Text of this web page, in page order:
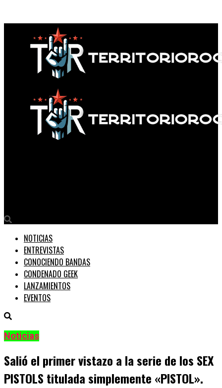
NOTICIAS
ENTREVISTAS
CONOCIENDO BANDAS
CONDENADO GEEK
LANZAMIENTOS
EVENTOS
Noticias
Salió el primer vistazo a la serie de los SEX
PISTOLS titulada simplemente «PISTOL».